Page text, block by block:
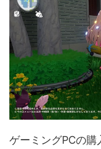
ゲーミングPCの